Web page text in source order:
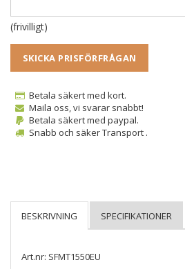
(frivilligt)
SKICKA PRISFÖRFRÅGAN
Betala säkert med kort.
Maila oss, vi svarar snabbt!
Betala säkert med paypal.
Snabb och säker Transport .
Art.nr: SFMT1550EU